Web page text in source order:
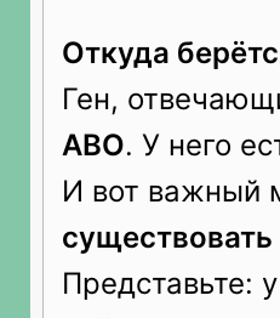
Откуда
Ген,
ABO. У него
И вот важный
Представьте: